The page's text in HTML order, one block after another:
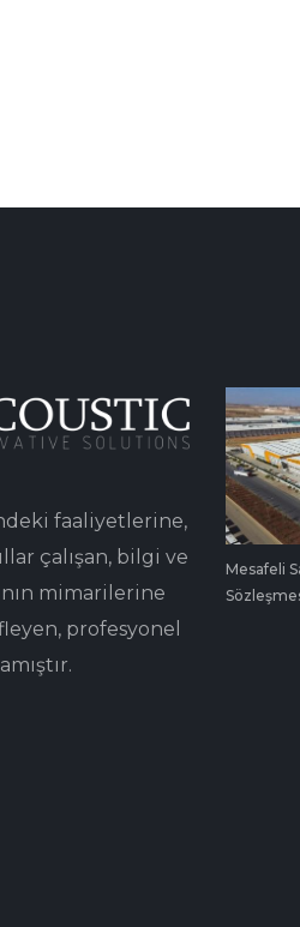
faaliyetlerine,
çalışan, bilgi ve
mimarilerine
profesyonel
Mesafeli